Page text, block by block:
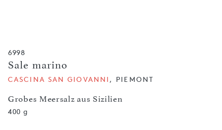
6998
Sale marino
Grobes Meersalz aus Sizilien
CASCINA SAN GIOVANNI , PIEMONT
400 g